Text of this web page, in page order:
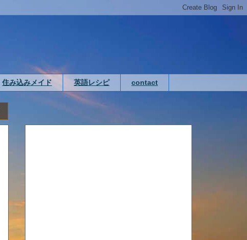
住み込みメイド 英語レシピ contact